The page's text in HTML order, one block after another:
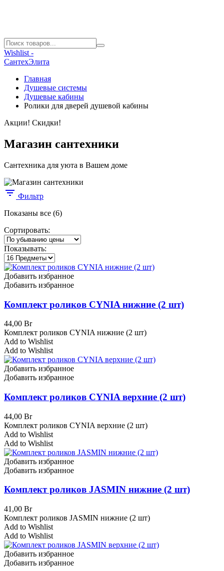
Wishlist -
СантехЭлита
Главная
Душевые системы
Душевые кабины
Ролики для дверей душевой кабины
Акции! Скидки!
Магазин сантехники
Сантехника для уюта в Вашем доме
Фильтр
Показаны все (6)Цены:
Сортировать:
Показывать:
Добавить избранное
Добавить избранное
Комплект роликов CYNIA нижние (2 шт)
44,00 Br
Комплект роликов CYNIA нижние (2 шт)
Add to Wishlist
Add to Wishlist
Добавить избранное
Добавить избранное
Комплект роликов CYNIA верхние (2 шт)
44,00 Br
Комплект роликов CYNIA верхние (2 шт)
Add to Wishlist
Add to Wishlist
Добавить избранное
Добавить избранное
Комплект роликов JASMIN нижние (2 шт)
41,00 Br
Комплект роликов JASMIN нижние (2 шт)
Add to Wishlist
Add to Wishlist
Добавить избранное
Добавить избранное